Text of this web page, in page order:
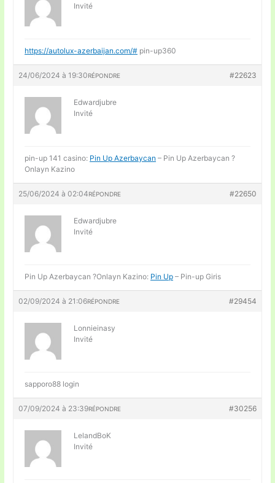
Invité
https://autolux-azerbaijan.com/# pin-up360
24/06/2024 à 19:30 #22623
RÉPONDRE
Edwardjubre
Invité
pin-up 141 casino: Pin Up Azerbaycan – Pin Up Azerbaycan ?
Onlayn Kazino
25/06/2024 à 02:04 #22650
RÉPONDRE
Edwardjubre
Invité
Pin Up Azerbaycan ?Onlayn Kazino: Pin Up – Pin-up Giris
02/09/2024 à 21:06 #29454
RÉPONDRE
Lonnieinasy
Invité
sapporo88 login
07/09/2024 à 23:39 #30256
RÉPONDRE
LelandBoK
Invité